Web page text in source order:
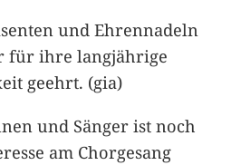
und Ehrennadeln
für ihre langjährige
geehrt. (gia)
und Sänger ist noch
am Chorgesang